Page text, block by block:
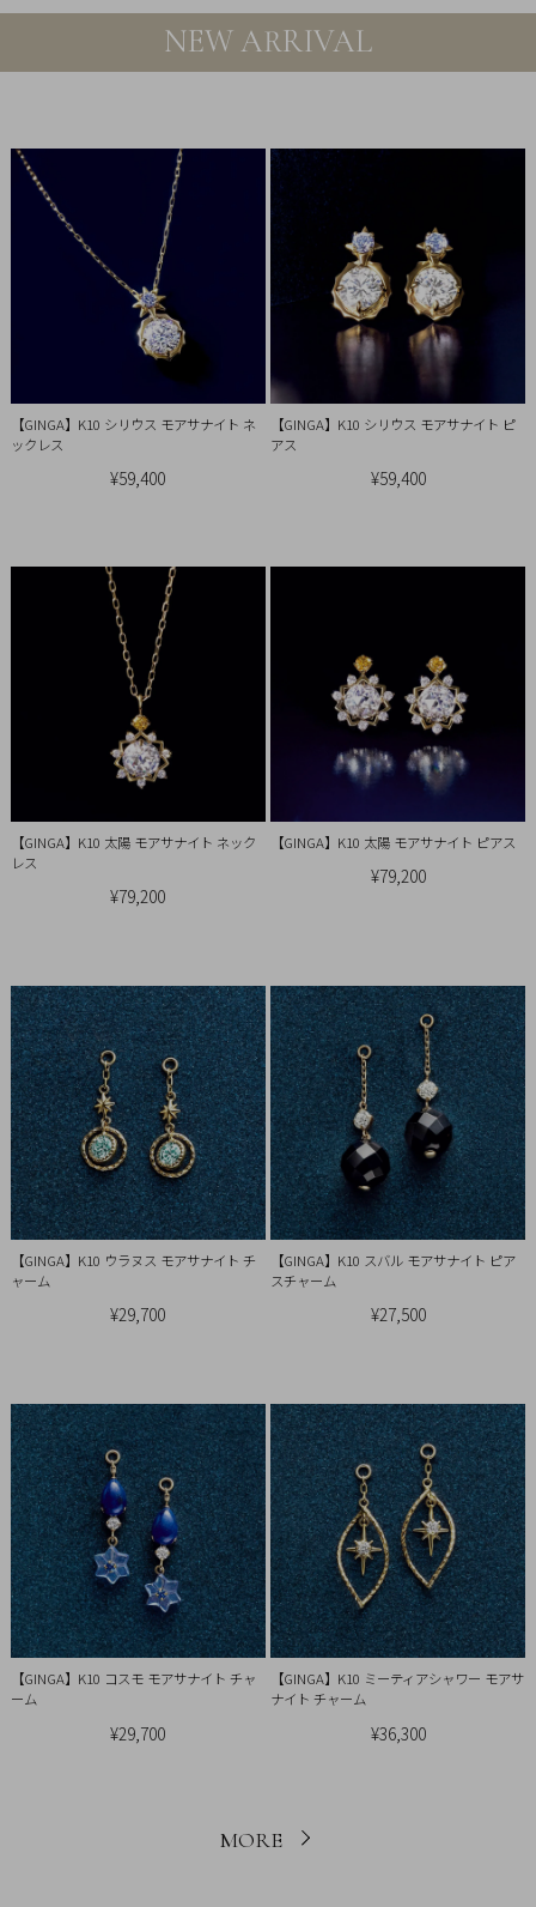
NEW ARRIVAL
【GINGA】K10 シリウス モアサナイト ネ
ックレス
¥59,400
【GINGA】K10 シリウス モアサナイト ピ
アス
¥59,400
【GINGA】K10 太陽 モアサナイト ネック
レス
¥79,200
【GINGA】K10 太陽 モアサナイト ピアス
¥79,200
【GINGA】K10 ウラヌス モアサナイト チ
ャーム
¥29,700
【GINGA】K10 スバル モアサナイト ピア
スチャーム
¥27,500
【GINGA】K10 コスモ モアサナイト チャ
ーム
¥29,700
【GINGA】K10 ミーティアシャワー モアサ
ナイト チャーム
¥36,300
MORE
に
表